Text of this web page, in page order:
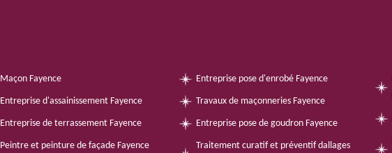
Maçon Fayence
Entreprise d'assainissement Fayence
Entreprise de terrassement Fayence
Peintre et peinture de façade Fayence
Entreprise pose d'enrobé Fayence
Travaux de maçonneries Fayence
Entreprise pose de goudron Fayence
Traitement curatif et préventif dallages